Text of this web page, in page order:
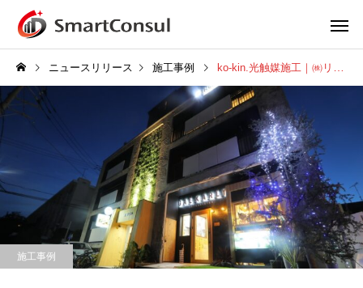
ニュースリリース 施工事例 ko-kin.光触媒施工｜㈱リノリビング（福岡市南区）
施工事例